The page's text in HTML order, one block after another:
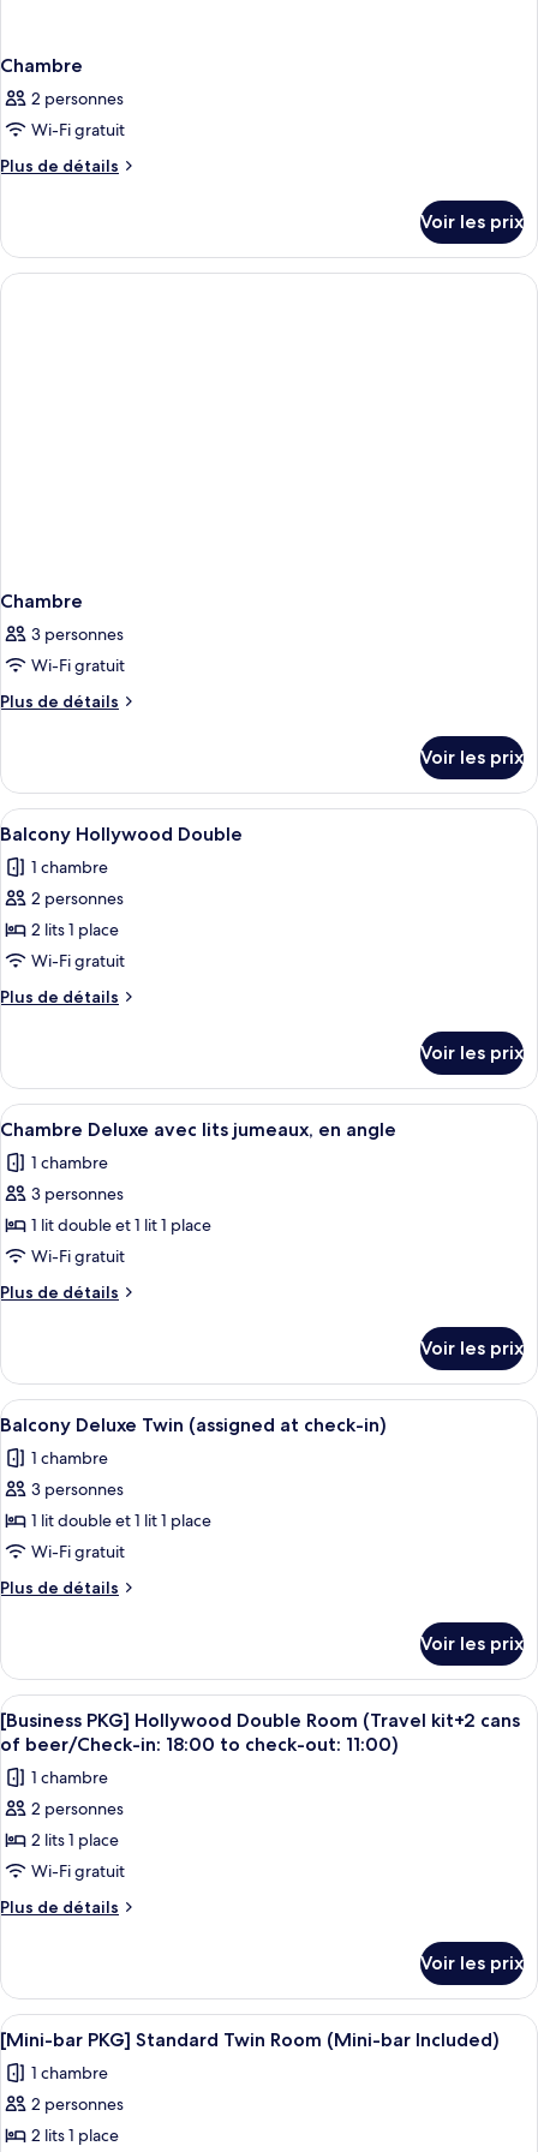
Chambre
2 personnes
Wi-Fi gratuit
Plus de détails
Plus
le
type
de
Voir les prix
Chambre
3 personnes
Wi-Fi gratuit
Plus de détails
Plus
le
type
de
chambre
Chambre
Voir les prix
Afficher
toutes
les
photos
pour
ce
type
de
Balcony
Hollywood
Double
Une chambre d’hôtel avec un lit,
5
Balcony Hollywood Double
1 chambre
2 personnes
2 lits 1 place
Wi-Fi gratuit
Plus de détails
Plus
le
type
de
Balcony
Hollywood
Voir les prix
Afficher
toutes
les
photos
pour
ce
type
de
Chambre
Deluxe
avec
lits
jumeaux,
en
angle
Une chambre d’hôtel avec deux
5
Chambre Deluxe avec lits jumeaux, en angle
1 chambre
3 personnes
1 lit double et 1 lit 1 place
Wi-Fi gratuit
Plus de détails
Plus
le
type
de
chambre
Chambre
Deluxe
lits
jumeaux,
angle
Voir les prix
Afficher
toutes
les
photos
pour
ce
type
de
Balcony
Deluxe
Twin
(assigned
at
check-
in)
Une chambre d’hôtel moderne avec
9
Balcony Deluxe Twin (assigned at check-in)
1 chambre
3 personnes
1 lit double et 1 lit 1 place
Wi-Fi gratuit
Plus de détails
Plus
le
type
de
chambre
Deluxe
Twin
(assigned
at
check-
Voir les prix
Afficher
toutes
les
photos
pour
ce
type
de
PKG]
Hollywood
Double
Room
(Travel
kit+2
Une chambre d’hôtel moderne
7
[Business PKG] Hollywood Double Room (Travel kit+2 cans
of beer/Check-in: 18:00 to check-out: 11:00)
1 chambre
2 personnes
2 lits 1 place
Wi-Fi gratuit
Plus de détails
Plus
le
type
de
chambre
[Business
PKG]
Double
Voir les prix
Afficher
toutes
les
photos
pour
Une chambre d’hôtel avec deux lits,
7
[Mini-bar PKG] Standard Twin Room (Mini-bar Included)
1 chambre
2 personnes
2 lits 1 place